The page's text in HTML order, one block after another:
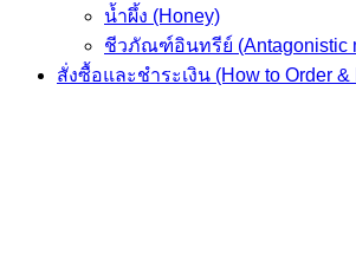
น้ำผึ้ง (Honey)
ชีวภัณฑ์อินทรีย์ (Antagonistic
สั่งซื้อและชำระเงิน (How to Order &